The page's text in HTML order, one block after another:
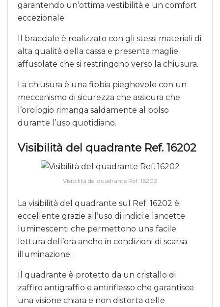
garantendo un’ottima vestibilità e un comfort
eccezionale.
Il bracciale è realizzato con gli stessi materiali di
alta qualità della cassa e presenta maglie
affusolate che si restringono verso la chiusura.
La chiusura è una fibbia pieghevole con un
meccanismo di sicurezza che assicura che
l’orologio rimanga saldamente al polso
durante l’uso quotidiano.
Visibilità del quadrante Ref. 16202
Visibilità del quadrante Ref. 16202
La visibilità del quadrante sul Ref. 16202 è
eccellente grazie all’uso di indici e lancette
luminescenti che permettono una facile
lettura dell’ora anche in condizioni di scarsa
illuminazione.
Il quadrante è protetto da un cristallo di
zaffiro antigraffio e antiriflesso che garantisce
una visione chiara e non distorta delle